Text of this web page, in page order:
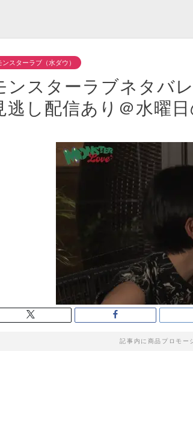
ンスターラブ（水ダウ）
ンスターラブネタバ
逃し配信あり＠水曜
記事内に商品プロモー